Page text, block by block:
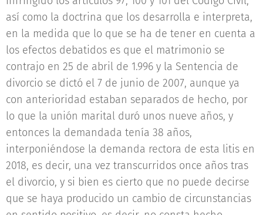
así como la doctrina que los desarrolla e interpreta,
en la medida que lo que se ha de tener en cuenta a
los efectos debatidos es que el matrimonio se
contrajo en 25 de abril de 1.996 y la Sentencia de
divorcio se dictó el 7 de junio de 2007, aunque ya
con anterioridad estaban separados de hecho, por
lo que la unión marital duró unos nueve años, y
entonces la demandada tenía 38 años,
interponiéndose la demanda rectora de esta litis en
2018, es decir, una vez transcurridos once años tras
el divorcio, y si bien es cierto que no puede decirse
que se haya producido un cambio de circunstancias